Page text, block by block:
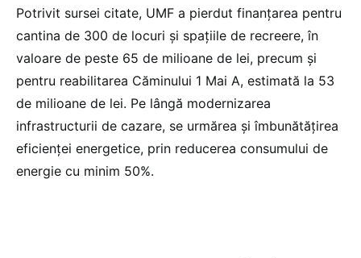
Potrivit sursei citate, UMF a pierdut finanțarea pentru
cantina de 300 de locuri și spațiile de recreere, în
valoare de peste 65 de milioane de lei, precum și
pentru reabilitarea Căminului 1 Mai A, estimată la 53
de milioane de lei. Pe lângă modernizarea
infrastructurii de cazare, se urmărea și îmbunătățirea
eficienței energetice, prin reducerea consumului de
energie cu minim 50%.